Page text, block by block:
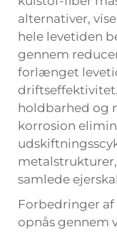
alternativer,
hele levetiden
gennem
forlænget
holdbarhed og
korrosion
samlede
Forbedringer
opnås gennem